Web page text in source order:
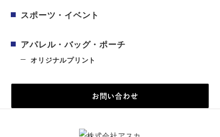
スポーツ・イベント
アパレル・バッグ・ポーチ
オリジナルプリント
お問い合わせ